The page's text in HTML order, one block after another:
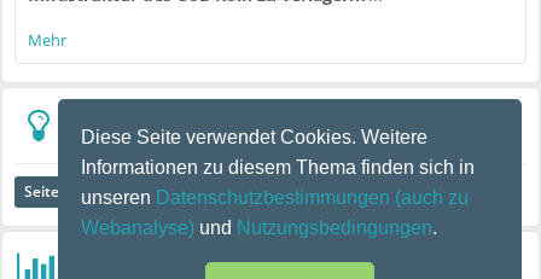
Diese Seite verwendet Cookies. Weitere
Informationen zu diesem Thema finden sich in
unseren Datenschutzbestimmungen (auch zu
Webanalyse) und Nutzungsbedingungen.
Mehr
Maike Lang·02.12.2024 · Zuletzt aktualisiert 09.12.2024 - 08:57
Auch für nicht registrierte Benutzer sichtbar
Seite öffnen ...
Wann soll das nächste Team Meeting stattfinden?